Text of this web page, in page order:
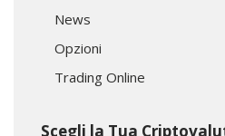
News
Opzioni
Trading Online
Scegli la Tua